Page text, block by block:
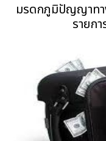
มรดกภูมิปัญญาทา
รายก